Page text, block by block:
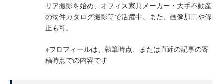
リア撮影を始め、オフィス家具メーカー・大手不動産
の物件カタログ撮影等で活躍中。また、画像加工や修
正も可。
※プロフィールは、執筆時点、または直近の記事の寄
稿時点での内容です